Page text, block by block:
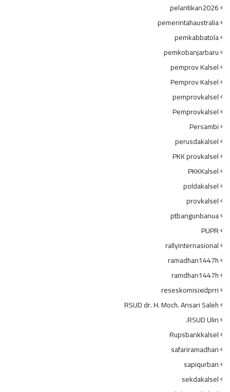
pelantikan2026
pemerintahaustralia
pemkabbatola
pemkobanjarbaru
pemprov Kalsel
Pemprov Kalsel
pemprovkalsel
Pemprovkalsel
Persambi
perusdakalsel
PKK provkalsel
PKKKalsel
poldakalsel
provkalsel
ptbangunbanua
PUPR
rallyinternasional
ramadhan1447h
ramdhan1447h
reseskomisixidprri
RSUD dr. H. Moch. Ansari Saleh
RSUD Ulin.
Rupsbankkalsel
safariramadhan
sapiqurban
sekdakalsel